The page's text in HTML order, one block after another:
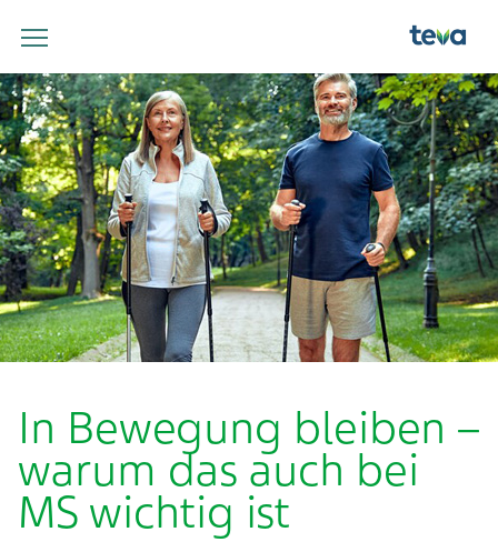
In Bewegung bleiben –
warum das auch bei
MS wichtig ist